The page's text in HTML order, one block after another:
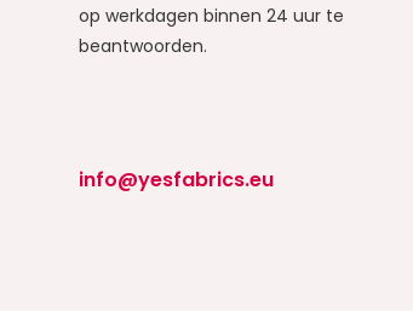
op werkdagen binnen 24 uur te
beantwoorden.
info@yesfabrics.eu